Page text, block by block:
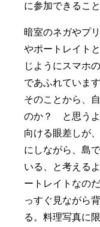
に参加できるこ
暗室のネガやプ
やポートレイト
じようにスマホ
であふれています
そのことから、
のか？ と思うよ
向ける眼差しが
にしながら、島
いる、と考える
ートレイトなの
っすぐ見ながら
る。料理写真に